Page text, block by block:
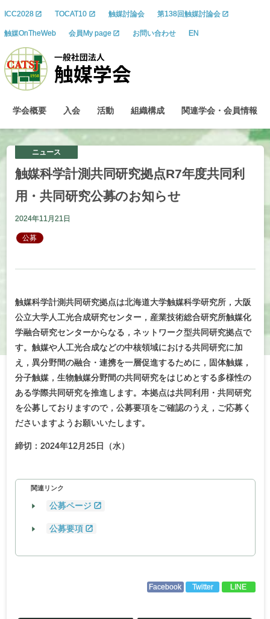
ICC2028 TOCAT10 触媒討論会 第138回触媒討論会
触媒OnTheWeb 会員My page お問い合わせ EN
学会概要 入会 活動 組織構成 関連学会 ・ 会員情報
ニュース
触媒科学計測共同研究拠点R7年度共同利
用 ・共同研究公募のお知らせ
2024年11月21日
公募
触媒科学計測共同研究拠点は北海道大学触媒科学研究所，大阪
公立大学人工光合成研究センター，産業技術総合研究所触媒化
学融合研究センターからなる，ネットワーク型共同研究拠点で
す。触媒や人工光合成などの中核領域における共同研究に加
え，異分野間の融合・連携を一層促進するために，固体触媒，
分子触媒，生物触媒分野間の共同研究をはじめとする多様性の
ある学際共同研究を推進します。本拠点は共同利用・共同研究
を公募しておりますので，公募要項をご確認のうえ，ご応募く
ださいますようお願いいたします。
締切：2024年12月25日（水）
関連リンク
公募ページ
公募要項
Facebook Twitter LINE